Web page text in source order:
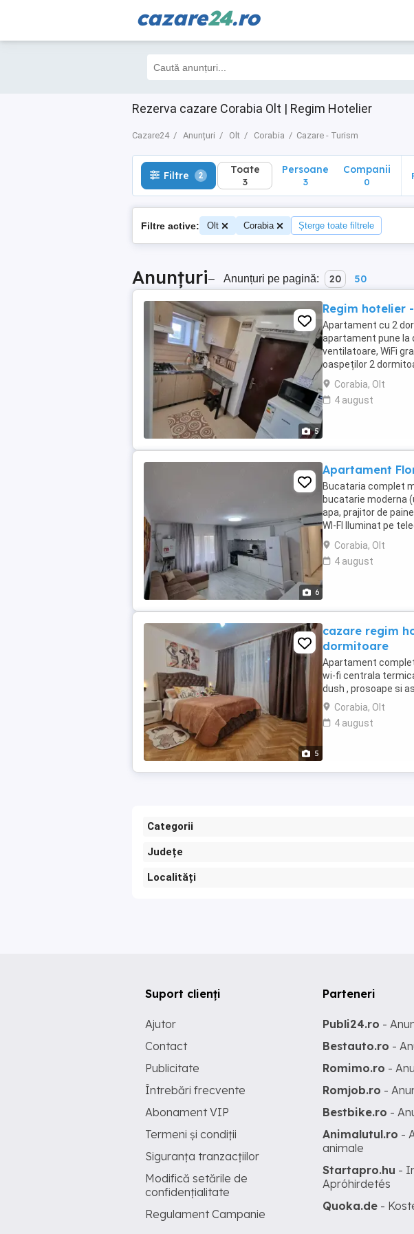
cazare24.ro
Rezerva cazare Corabia Olt | Regim Hotelier
Cazare24 Anunțuri Olt Corabia Cazare - Turism
Filtre 2 Toate
3
Filtre 2 Toate
3
Persoane
3
Companii
0
Filtre active: Olt Corabia Șterge toate filtrele
Anunțuri– Anunțuri pe pagină: 20 50
5
Regim hotelier
Apartament cu 2
apartament pune la
ventilatoare, WiFi
oaspeților 2
ecran plat cu canale
Corabia, Olt
4 august
6
Apartament
Bucataria complet
bucatarie moderna
apa, prajitor de
WI-FI Iluminat pe
conditionat wi-fi
Corabia, Olt
4 august
5
cazare regim
dormitoare
Apartament
wi-fi centrala
dush , prosoape si
Corabia, Olt
4 august
Categorii
Județe
Localități
Suport clienți
Ajutor
Contact
Publicitate
Întrebări frecvente
Abonament VIP
Termeni și condiții
Siguranța tranzacțiilor
Modifică setările de
confidențialitate
Regulament Campanie
Parteneri
Publi24.ro -
Bestauto.ro -
Romimo.ro -
Romjob.ro -
Bestbike.ro -
Animalutul.ro -
animale
Startapro.hu -
Apróhirdetés
Quoka.de -